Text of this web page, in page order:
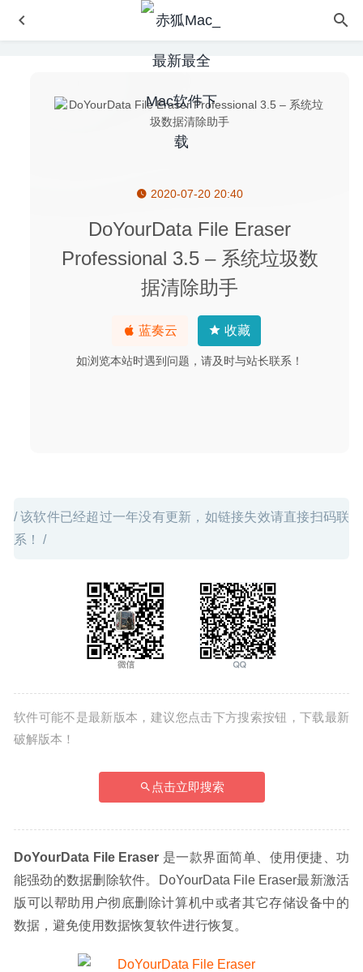
2020-07-20 20:40
DoYourData File Eraser
Professional 3.5 – 系统垃圾数
据清除助手
蓝奏云 收藏
如浏览本站时遇到问题，请及时与站长联系！
/ 该软件已经超过一年没有更新，如链接失效请直接扫码联
系！ /
软件可能不是最新版本，建议您点击下方搜索按钮，下载最新
破解版本！
点击立即搜索
DoYourData File Eraser 是一款界面简单、使用便捷、功
能强劲的数据删除软件。DoYourData File Eraser最新激活
版可以帮助用户彻底删除计算机中或者其它存储设备中的
数据，避免使用数据恢复软件进行恢复。
MAMP PRO 5.6 for Mac- Web本地开发环境集成应用
WinX DVD Ripper 6.5.2.20200630 中文版-最受欢迎的DVD
视频转换软件 2020-07-03
Bookends 13.4.5 – 全功能的文献信息管理工具
2020-05-20